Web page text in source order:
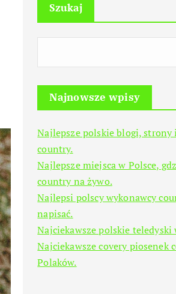
Szukaj
Najnowsze wpisy
Najlepsze polskie blogi, strony
country.
Najlepsze miejsca w Polsce,
country na żywo.
Najlepsi polscy wykonawcy
napisać.
Najciekawsze polskie
Najciekawsze covery piosenek
Polaków.